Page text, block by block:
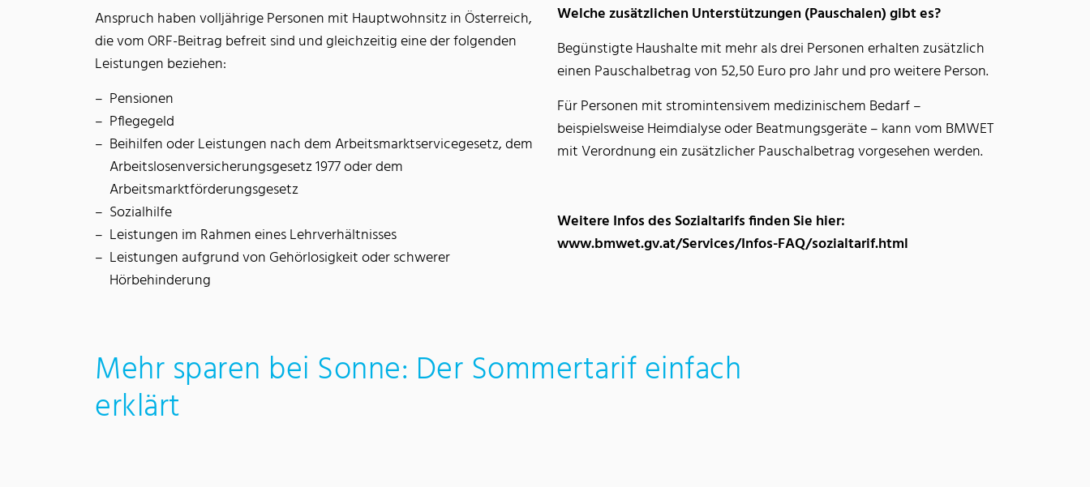
Anspruch haben volljährige Personen mit Hauptwohnsitz in Österreich,
die vom ORF-Beitrag befreit sind und gleichzeitig eine der folgenden
Leistungen beziehen:
Pensionen
Pflegegeld
Beihilfen oder Leistungen nach dem Arbeitsmarktservicegesetz, dem
Arbeitslosenversicherungsgesetz 1977 oder dem
Arbeitsmarktförderungsgesetz
Sozialhilfe
Leistungen im Rahmen eines Lehrverhältnisses
Leistungen aufgrund von Gehörlosigkeit oder schwerer
Hörbehinderung
Welche zusätzlichen Unterstützungen (Pauschalen) gibt es?
Begünstigte Haushalte mit mehr als drei Personen erhalten zusätzlich
einen Pauschalbetrag von 52,50 Euro pro Jahr und pro weitere Person.
Für Personen mit stromintensivem medizinischem Bedarf –
beispielsweise Heimdialyse oder Beatmungsgeräte – kann vom BMWET
mit Verordnung ein zusätzlicher Pauschalbetrag vorgesehen werden.
Weitere Infos des Sozialtarifs finden Sie hier:
www.bmwet.gv.at/Services/Infos-FAQ/sozialtarif.html
Mehr sparen bei Sonne: Der Sommertarif einfach
erklärt